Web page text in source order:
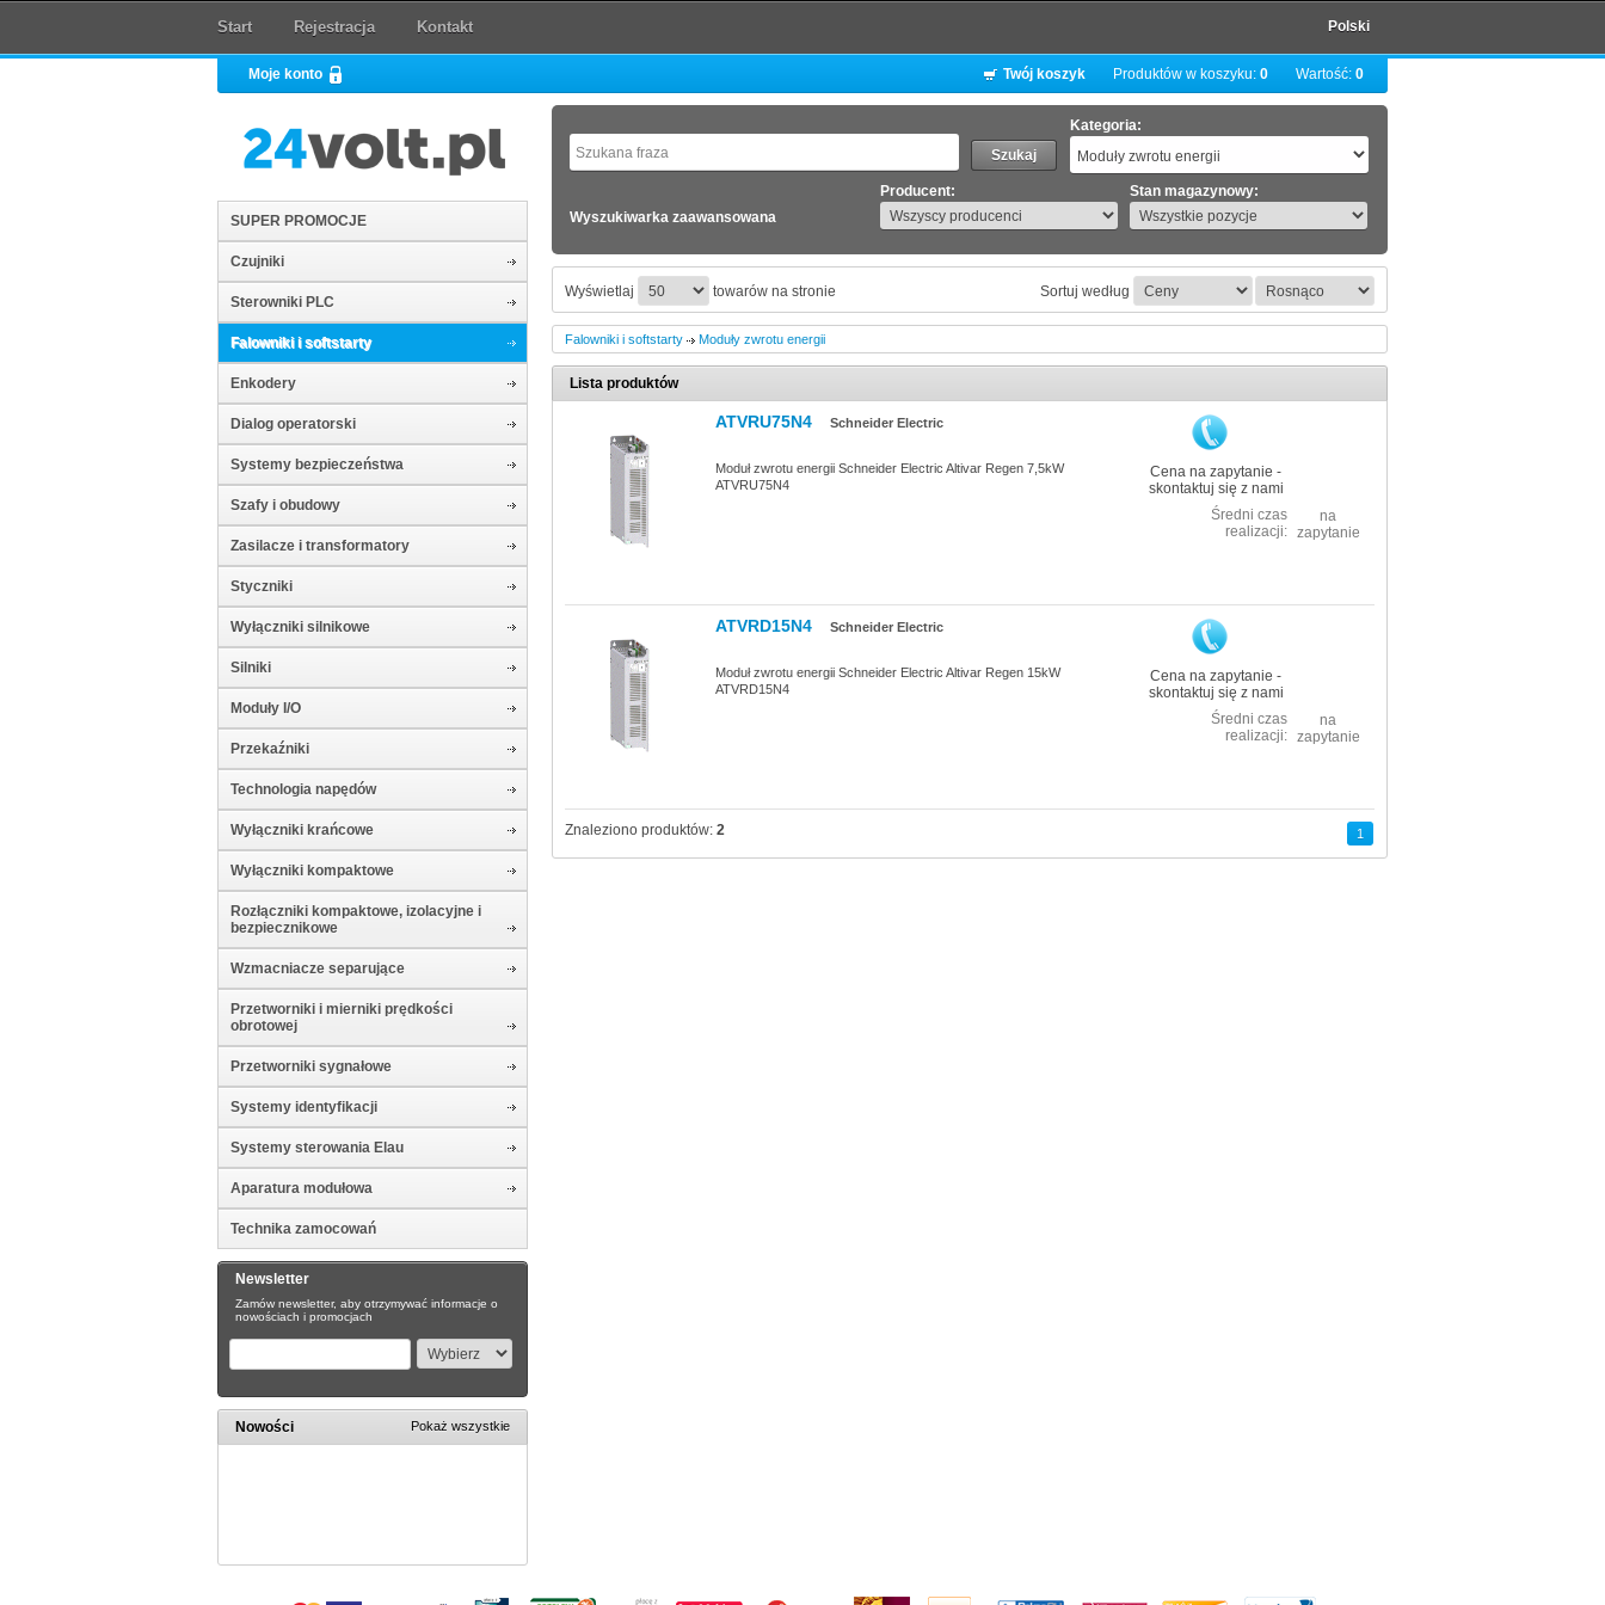
Start Rejestracja Kontakt Polski
Moje konto Twój koszyk Produktów w koszyku: 0 Wartość: 0
SUPER PROMOCJE
Czujniki
Sterowniki PLC
Falowniki i softstarty
Enkodery
Dialog operatorski
Systemy bezpieczeństwa
Szafy i obudowy
Zasilacze i transformatory
Styczniki
Wyłączniki silnikowe
Silniki
Moduły I/O
Przekaźniki
Technologia napędów
Wyłączniki krańcowe
Wyłączniki kompaktowe
Rozłączniki kompaktowe, izolacyjne i
bezpiecznikowe
Wzmacniacze separujące
Przetworniki i mierniki prędkości
obrotowej
Przetworniki sygnałowe
Systemy identyfikacji
Systemy sterowania Elau
Aparatura modułowa
Technika zamocowań
Newsletter
Zamów newsletter, aby otrzymywać informacje o
nowościach i promocjach
Nowości Pokaż wszystkie
Kategoria:
Wyszukiwarka zaawansowana
Producent: Stan magazynowy:
Wyświetlaj towarów na stronie Sortuj według
Falowniki i softstarty Moduły zwrotu energii
Lista produktów
ATVRU75N4 Schneider Electric
Moduł zwrotu energii Schneider Electric Altivar Regen 7,5kW
ATVRU75N4
Cena na zapytanie -
skontaktuj się z nami
na
zapytanie
Średni czas
realizacji:
ATVRD15N4 Schneider Electric
Moduł zwrotu energii Schneider Electric Altivar Regen 15kW
ATVRD15N4
Cena na zapytanie -
skontaktuj się z nami
na
zapytanie
Średni czas
realizacji:
Znaleziono produktów: 2 1